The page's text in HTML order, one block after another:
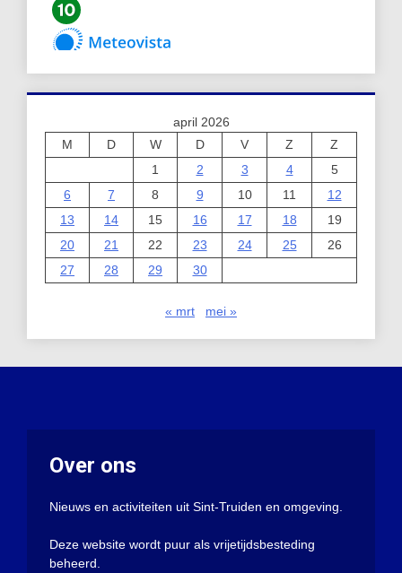
april 2026
M
D W D V Z
Z
1
2 3 4
5
6
7 8 9 10 11
12
13
14 15 16 17 18
19
20
21 22 23 24 25
26
27
28 29 30
« mrt mei »
Over ons
Nieuws en activiteiten uit Sint-Truiden en omgeving.
Deze website wordt puur als vrijetijdsbesteding
beheerd.